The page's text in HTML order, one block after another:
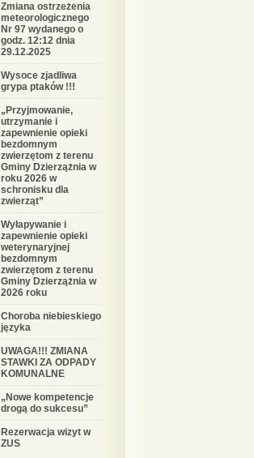
Zmiana ostrzeżenia
meteorologicznego
Nr 97 wydanego o
godz. 12:12 dnia
29.12.2025
Wysoce zjadliwa
grypa ptaków !!!
„Przyjmowanie,
utrzymanie i
zapewnienie opieki
bezdomnym
zwierzętom z terenu
Gminy Dzierzążnia w
roku 2026 w
schronisku dla
zwierząt”
Wyłapywanie i
zapewnienie opieki
weterynaryjnej
bezdomnym
zwierzętom z terenu
Gminy Dzierzążnia w
2026 roku
Choroba niebieskiego
języka
UWAGA!!! ZMIANA
STAWKI ZA ODPADY
KOMUNALNE
„Nowe kompetencje
drogą do sukcesu”
Rezerwacja wizyt w
ZUS